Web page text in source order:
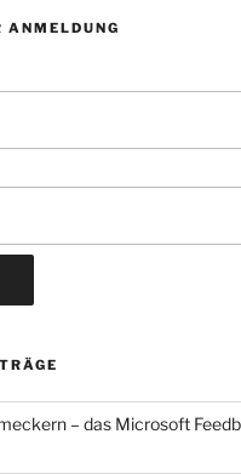
ANMELDUNG
– das Microsoft